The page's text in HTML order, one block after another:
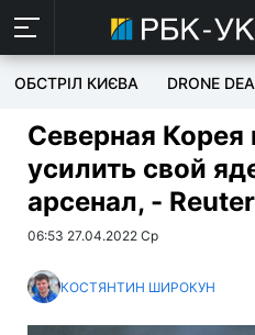
ОБСТРІЛ КИЄВА DRONE
Северная Корея
усилить свой
арсенал, -
06:53 27.04.2022 Ср
КОСТЯНТИН ШИРОКУН